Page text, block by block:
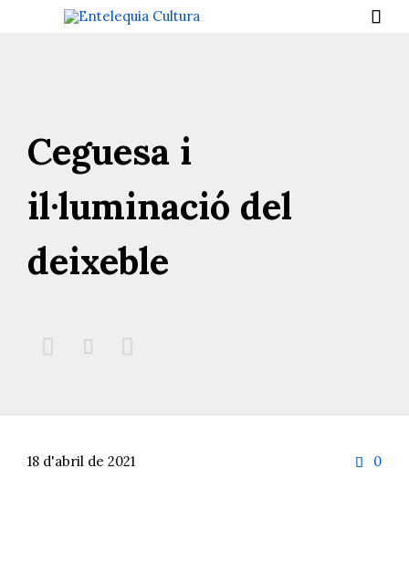

Ceguesa i
il·luminació del
deixeble
  
18 d'abril de 2021  0